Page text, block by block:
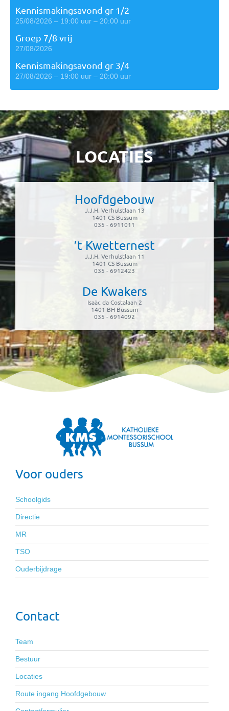
Kennismakingsavond gr 1/2
25/08/2026 – 19:00 uur – 20:00 uur
Groep 7/8 vrij
27/08/2026
Kennismakingsavond gr 3/4
27/08/2026 – 19:00 uur – 20:00 uur
LOCATIES
Hoofdgebouw
J.J.H. Verhulstlaan 13
1401 CS Bussum
035 - 6911011
’t Kwetternest
J.J.H. Verhulstlaan 11
1401 CS Bussum
035 - 6912423
De Kwakers
Isaäc da Costalaan 2
1401 BH Bussum
035 - 6914092
Voor ouders
Schoolgids
Directie
MR
TSO
Ouderbijdrage
Contact
Team
Bestuur
Locaties
Route ingang Hoofdgebouw